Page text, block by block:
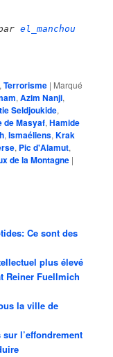
el_manchou
,Terrorisme | Marqué
,Azim Nanji,
Seldjoukide,
de Masyaf,Hamide
,Ismaéliens,Krak
, Pic d'Alamut,
de la Montagne |
Ce sont des
plus élevé
Reiner Fuellmich
la ville de
sur l’effondrement